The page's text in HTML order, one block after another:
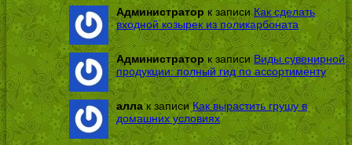
Администратор к записи Как сделать
входной козырек из поликарбоната
Администраторк записи Виды сувенирной
продукции: полный гид по ассортименту
аллак записиКак вырастить грушу в
домашних условиях